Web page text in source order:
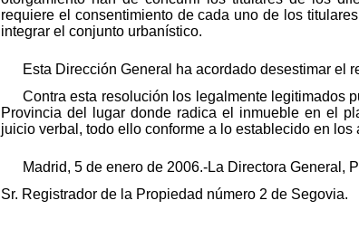
requiere el consentimiento de cada uno de los
integrar el conjunto urbanístico.
Esta Dirección General ha acordado desestimar el
Contra esta resolución los legalmente legitimados
Provincia del lugar donde radica el inmueble en el
juicio verbal, todo ello conforme a lo establecido en
Madrid, 5 de enero de 2006.-La Directora General,
Sr. Registrador de la Propiedad número 2 de Segovia.